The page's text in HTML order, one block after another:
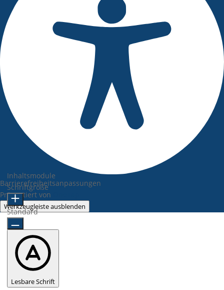
Barrierefreiheitsanpassungen
Präsentiert von
Werkzeugleiste ausblenden
Inhaltsmodule
Schriftgröße
Standard
Lesbare Schrift